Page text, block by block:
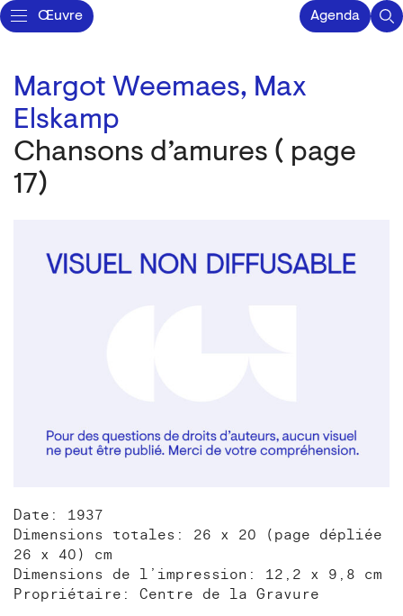
Œuvre Agenda
Margot Weemaes, Max
Elskamp
Chansons d’amures ( page
17)
Date: 1937
Dimensions totales: 26 x 20 (page dépliée
26 x 40) cm
Dimensions de l’impression: 12,2 x 9,8 cm
Propriétaire: Centre de la Gravure